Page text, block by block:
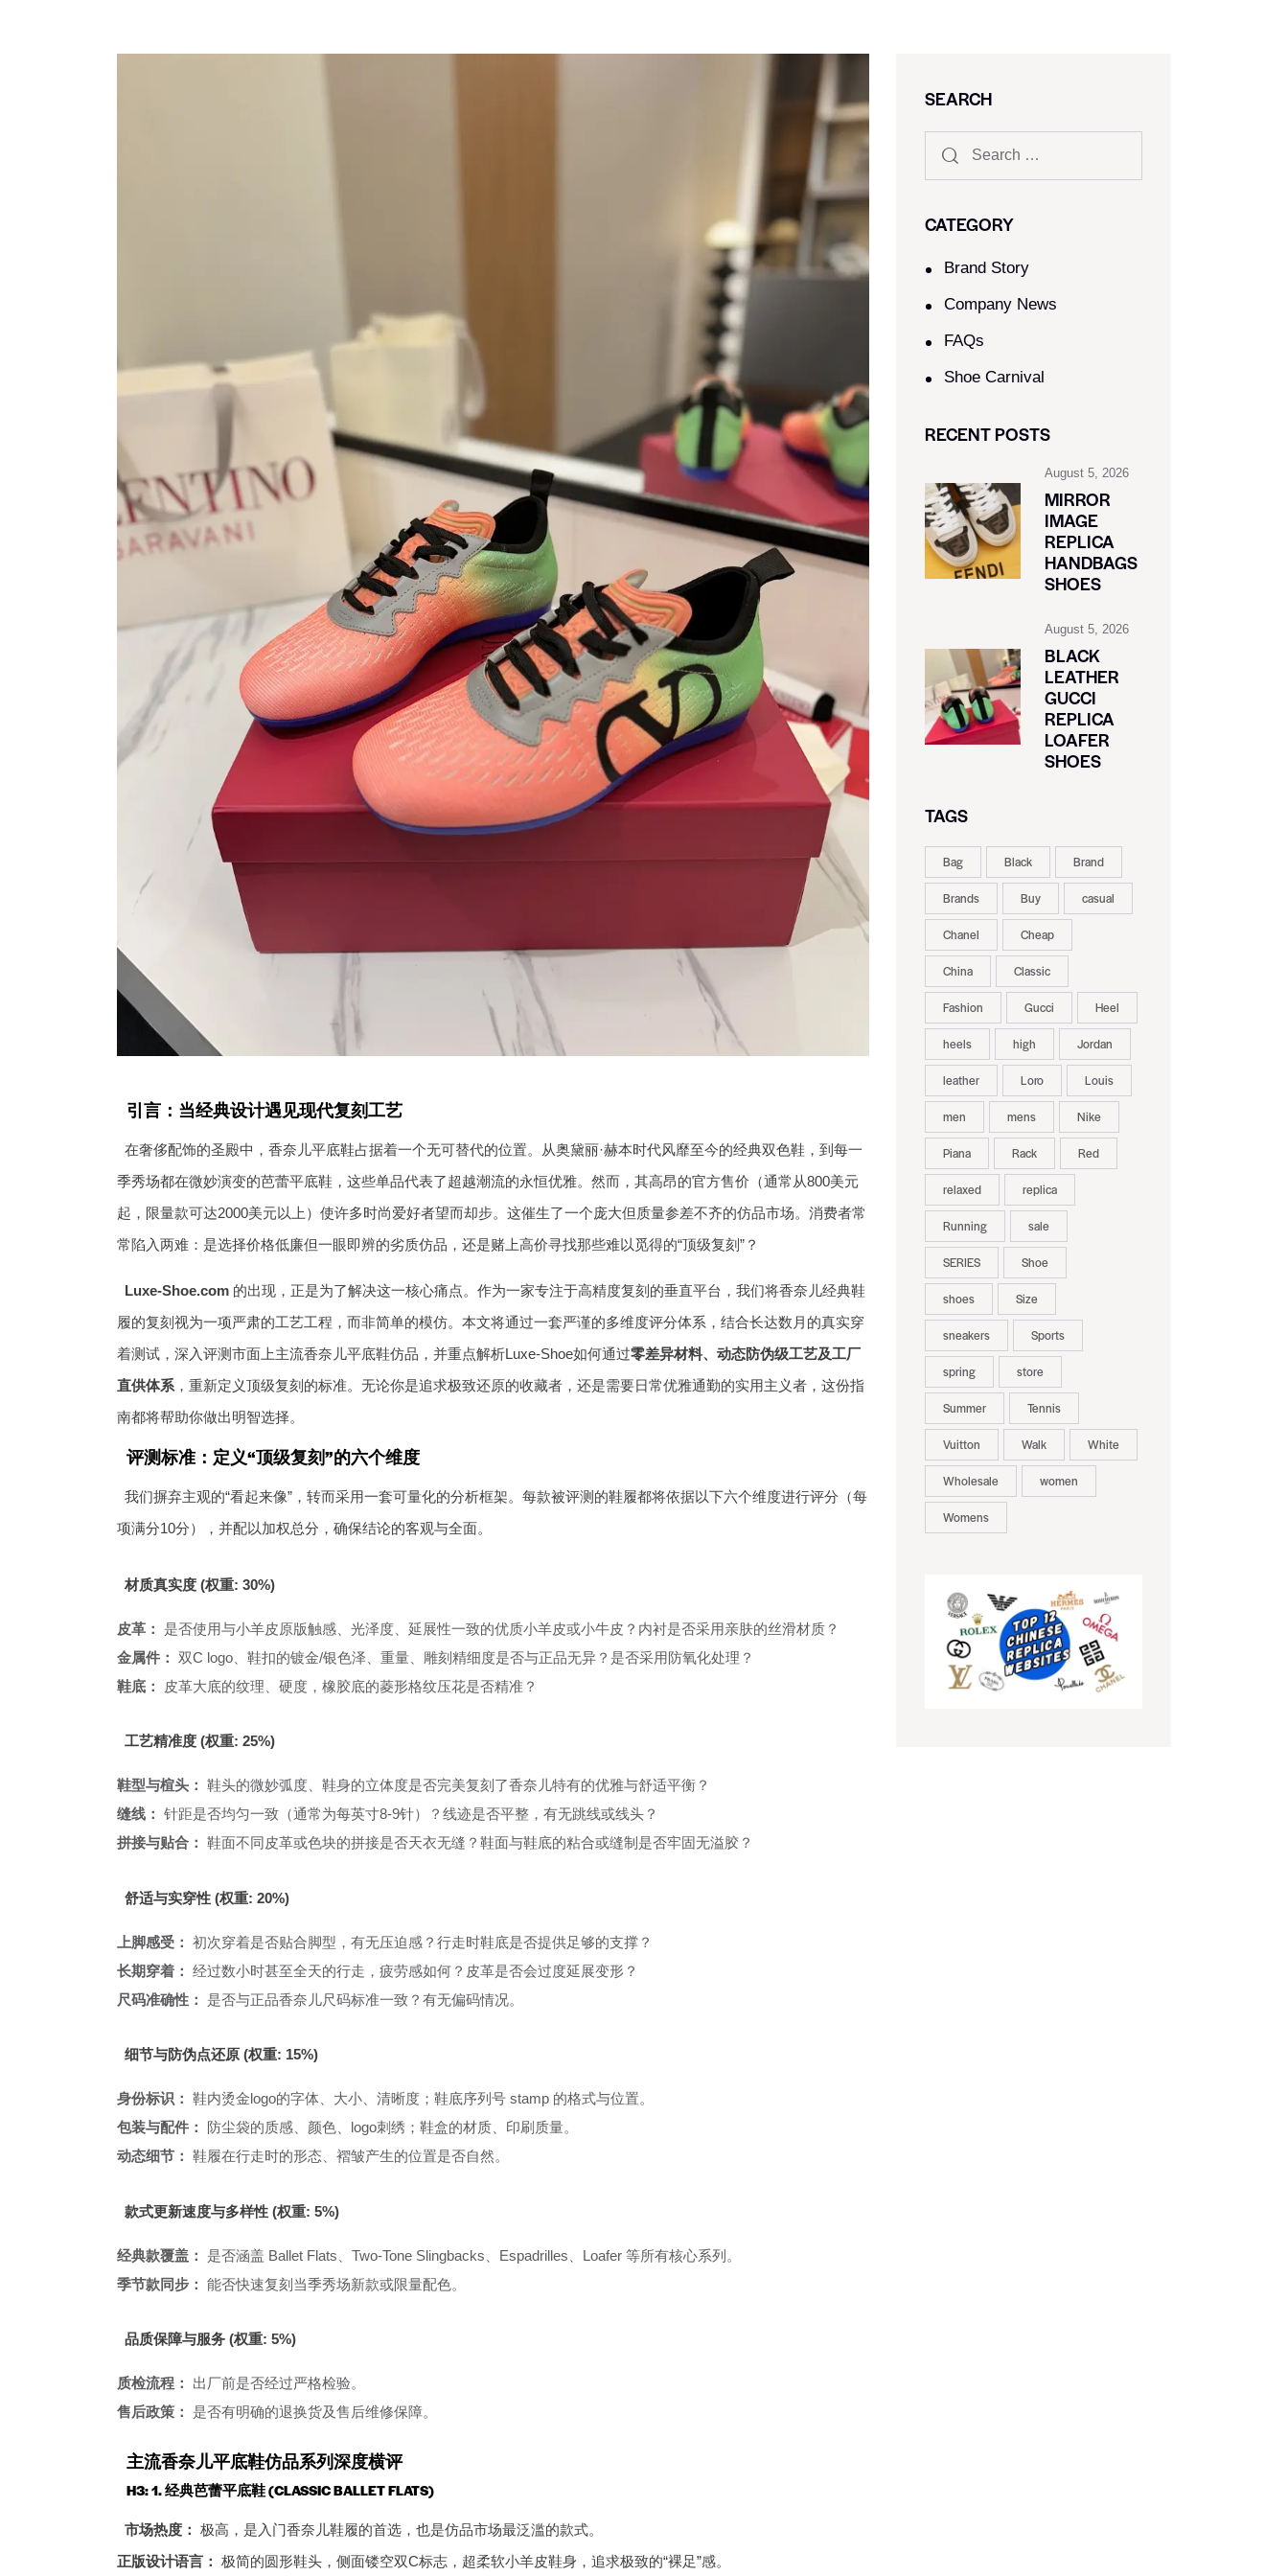
引言：当经典设计遇见现代复刻工艺
在奢侈配饰的圣殿中，香奈儿平底鞋占据着一个无可替代的位置。从奥黛丽·赫本时代风靡至今的经典双色鞋，到每一
季秀场都在微妙演变的芭蕾平底鞋，这些单品代表了超越潮流的永恒优雅。然而，其高昂的官方售价（通常从800美元
起，限量款可达2000美元以上）使许多时尚爱好者望而却步。这催生了一个庞大但质量参差不齐的仿品市场。消费者常
常陷入两难：是选择价格低廉但一眼即辨的劣质仿品，还是赌上高价寻找那些难以觅得的“顶级复刻”？
Luxe-Shoe.com的出现，正是为了解决这一核心痛点。作为一家专注于高精度复刻的垂直平台，我们将香奈儿经典鞋
履的复刻视为一项严肃的工艺工程，而非简单的模仿。本文将通过一套严谨的多维度评分体系，结合长达数月的真实穿
着测试，深入评测市面上主流香奈儿平底鞋仿品，并重点解析Luxe-Shoe如何通过零差异材料、动态防伪级工艺及工厂
直供体系 ，重新定义顶级复刻的标准。无论你是追求极致还原的收藏者，还是需要日常优雅通勤的实用主义者，这份指
南都将帮助你做出明智选择。
评测标准：定义“顶级复刻”的六个维度
我们摒弃主观的“看起来像”，转而采用一套可量化的分析框架。每款被评测的鞋履都将依据以下六个维度进行评分（每
项满分10分），并配以加权总分，确保结论的客观与全面。
材质真实度 (权重: 30%)
皮革：
是否使用与小羊皮原版触感、光泽度、延展性一致的优质小羊皮或小牛皮？内衬是否采用亲肤的丝滑材质？
金属件：
双C logo、鞋扣的镀金/银色泽、重量、雕刻精细度是否与正品无异？是否采用防氧化处理？
鞋底：
皮革大底的纹理、硬度，橡胶底的菱形格纹压花是否精准？
工艺精准度 (权重: 25%)
鞋型与楦头： 鞋头的微妙弧度、鞋身的立体度是否完美复刻了香奈儿特有的优雅与舒适平衡？
缝线： 针距是否均匀一致（通常为每英寸8-9针）？线迹是否平整，有无跳线或线头？
拼接与贴合： 鞋面不同皮革或色块的拼接是否天衣无缝？鞋面与鞋底的粘合或缝制是否牢固无溢胶？
舒适与实穿性 (权重: 20%)
上脚感受： 初次穿着是否贴合脚型，有无压迫感？行走时鞋底是否提供足够的支撑？
长期穿着： 经过数小时甚至全天的行走，疲劳感如何？皮革是否会过度延展变形？
尺码准确性：
是否与正品香奈儿尺码标准一致？有无偏码情况。
细节与防伪点还原 (权重: 15%)
身份标识： 鞋内烫金logo的字体、大小、清晰度；鞋底序列号 stamp 的格式与位置。
包装与配件：
防尘袋的质感、颜色、logo刺绣；鞋盒的材质、印刷质量。
动态细节： 鞋履在行走时的形态、褶皱产生的位置是否自然。
款式更新速度与多样性 (权重: 5%)
经典款覆盖：
是否涵盖 Ballet Flats、Two-Tone Slingbacks、Espadrilles、Loafer 等所有核心系列。
季节款同步： 能否快速复刻当季秀场新款或限量配色。
品质保障与服务 (权重: 5%)
质检流程：
出厂前是否经过严格检验。
售后政策：
是否有明确的退换货及售后维修保障。
主流香奈儿平底鞋仿品系列深度横评
H3: 1. 经典芭蕾平底鞋 (CLASSIC BALLET FLATS)
市场热度： 极高，是入门香奈儿鞋履的首选，也是仿品市场最泛滥的款式。
正版设计语言： 极简的圆形鞋头，侧面镂空双C标志，超柔软小羊皮鞋身，追求极致的“裸足”感。
SEARCH
CATEGORY
Brand Story
Company News
FAQs
Shoe Carnival​
RECENT POSTS
August 5, 2026
MIRROR
IMAGE
REPLICA
HANDBAGS
SHOES
August 5, 2026
BLACK
LEATHER
GUCCI
REPLICA
LOAFER
SHOES
TAGS
Bag Black Brand
Brands Buy casual
Chanel Cheap
China Classic
Fashion Gucci Heel
heels high Jordan
leather Loro Louis
men mens Nike
Piana Rack Red
relaxed replica
Running sale
SERIES Shoe
shoes Size
sneakers Sports
spring store
Summer Tennis
Vuitton Walk White
Wholesale women
Womens